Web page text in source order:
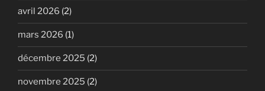
avril 2026 (2)
mars 2026 (1)
décembre 2025 (2)
novembre 2025 (2)